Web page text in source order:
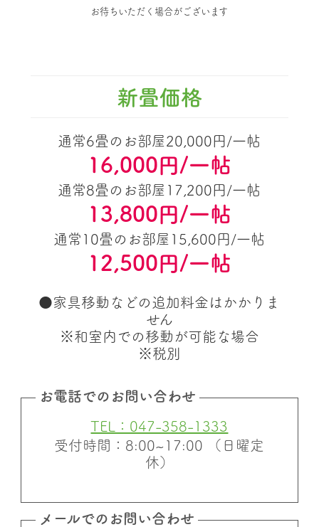
お待ちいただく場合がございます
新畳価格
通常6畳のお部屋20,000円/一帖
16,000円/一帖
通常8畳のお部屋17,200円/一帖
13,800円/一帖
通常10畳のお部屋15,600円/一帖
12,500円/一帖
●家具移動などの追加料金はかかりま
せん
※和室内での移動が可能な場合
※税別
お電話でのお問い合わせ
TEL：047-358-1333
受付時間：8:00~17:00 （日曜定
休）
メールでのお問い合わせ